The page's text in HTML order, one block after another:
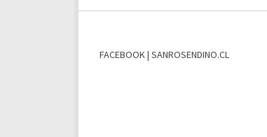
FACEBOOK | SANROSENDINO.CL